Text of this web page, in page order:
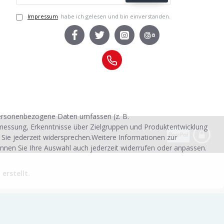
Impressum habe ich gelesen und bin einverstanden.
erstellt.
Daten umfassen (z. B.
Erkenntnisse über Zielgruppen und Produktentwicklung
jederzeit widersprechen.Weitere Informationen zur
Sie Ihre Auswahl auch jederzeit widerrufen oder anpassen.